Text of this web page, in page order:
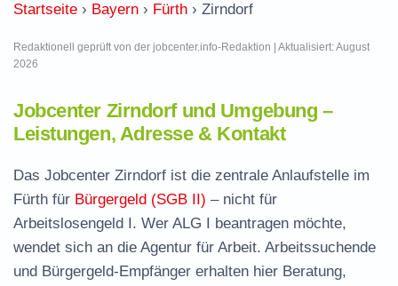
Startseite › Bayern › Fürth › Zirndorf
Redaktionell geprüft von der jobcenter.info-Redaktion | Aktualisiert: August
2026
Jobcenter Zirndorf und Umgebung –
Leistungen, Adresse & Kontakt
Das Jobcenter Zirndorf ist die zentrale Anlaufstelle im
Fürth für Bürgergeld (SGB II) – nicht für
Arbeitslosengeld I. Wer ALG I beantragen möchte,
wendet sich an die Agentur für Arbeit. Arbeitssuchende
und Bürgergeld-Empfänger erhalten hier Beratung,